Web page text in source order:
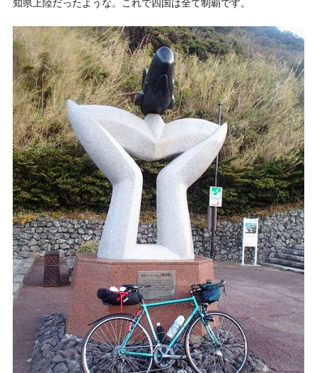
知県上陸だったような。これで四国は全て制覇です。